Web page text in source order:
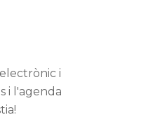
i
i l'agenda